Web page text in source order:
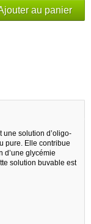
une solution d’oligo-
pure. Elle contribue
d’une glycémie
solution buvable est